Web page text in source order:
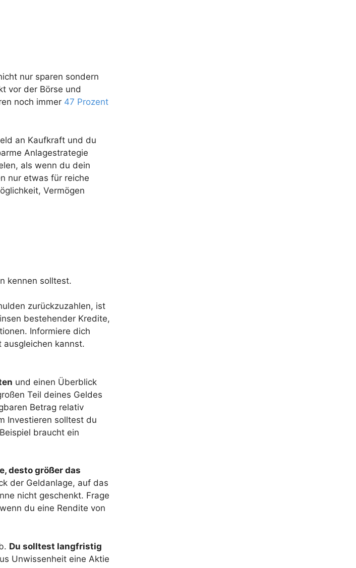
nur sparen sondern
vor der Börse und
noch immer 47 Prozent
an Kaufkraft und du
Anlagestrategie
als wenn du dein
nur etwas für reiche
Vermögen
kennen solltest.
zurückzuzahlen, ist
bestehender Kredite,
Informiere dich
kannst.
und einen Überblick
Teil deines Geldes
Betrag relativ
Investieren solltest du
braucht ein
desto größer das
der Geldanlage, auf das
nicht geschenkt. Frage
du eine Rendite von
Du solltest langfristig
Unwissenheit eine Aktie